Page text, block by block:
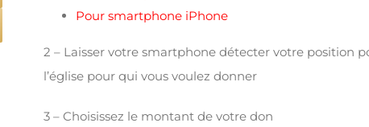
Pour smartphone iPhone
2 – Laisser votre smartphone détecter votre position
l’église pour qui vous voulez donner
3 – Choisissez le montant de votre don